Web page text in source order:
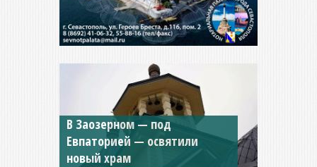
Мужской монастырь Косьмы
и Дамиана в Крыму вновь
открыт для посещения